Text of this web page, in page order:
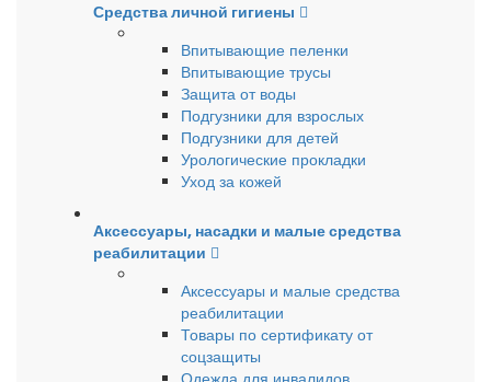
Средства личной гигиены
Впитывающие пеленки
Впитывающие трусы
Защита от воды
Подгузники для взрослых
Подгузники для детей
Урологические прокладки
Уход за кожей
Аксессуары, насадки и малые средства
реабилитации
Аксессуары и малые средства
реабилитации
Товары по сертификату от
соцзащиты